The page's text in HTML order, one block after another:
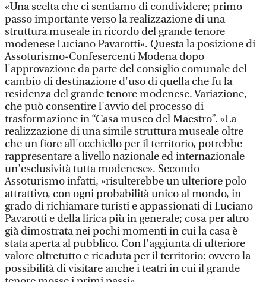
«Una scelta che ci sentiamo di condividere; primo
passo importante verso la realizzazione di una
struttura museale in ricordo del grande tenore
modenese Luciano Pavarotti». Questa la posizione di
Assoturismo-Confesercenti Modena dopo
l'approvazione da parte del consiglio comunale del
cambio di destinazione d'uso di quella che fu la
residenza del grande tenore modenese. Variazione,
che può consentire l'avvio del processo di
trasformazione in “Casa museo del Maestro”. «La
realizzazione di una simile struttura museale oltre
che un fiore all'occhiello per il territorio, potrebbe
rappresentare a livello nazionale ed internazionale
un'esclusività tutta modenese». Secondo
Assoturismo infatti, «risulterebbe un ulteriore polo
attrattivo, con ogni probabilità unico al mondo, in
grado di richiamare turisti e appassionati di Luciano
Pavarotti e della lirica più in generale; cosa per altro
già dimostrata nei pochi momenti in cui la casa è
stata aperta al pubblico. Con l'aggiunta di ulteriore
valore oltretutto e ricaduta per il territorio: ovvero la
possibilità di visitare anche i teatri in cui il grande